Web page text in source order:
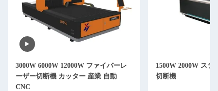
3000W 6000W 12000W ファイバーレ
ーザー切断機 カッター 産業 自動
CNC
1500W 2000W ステ
切断機